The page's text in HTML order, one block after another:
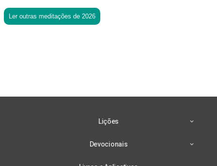
Ler outras meditações de 2026
Lições
Devocionais